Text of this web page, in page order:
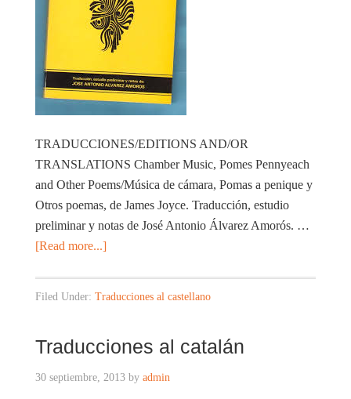
TRADUCCIONES/EDITIONS AND/OR
TRANSLATIONS Chamber Music, Pomes Pennyeach
and Other Poems/Música de cámara, Pomas a penique y
Otros poemas, de James Joyce. Traducción, estudio
preliminar y notas de José Antonio Álvarez Amorós. …
[Read more...]
Filed Under: Traducciones al castellano
Traducciones al catalán
30 septiembre, 2013by admin